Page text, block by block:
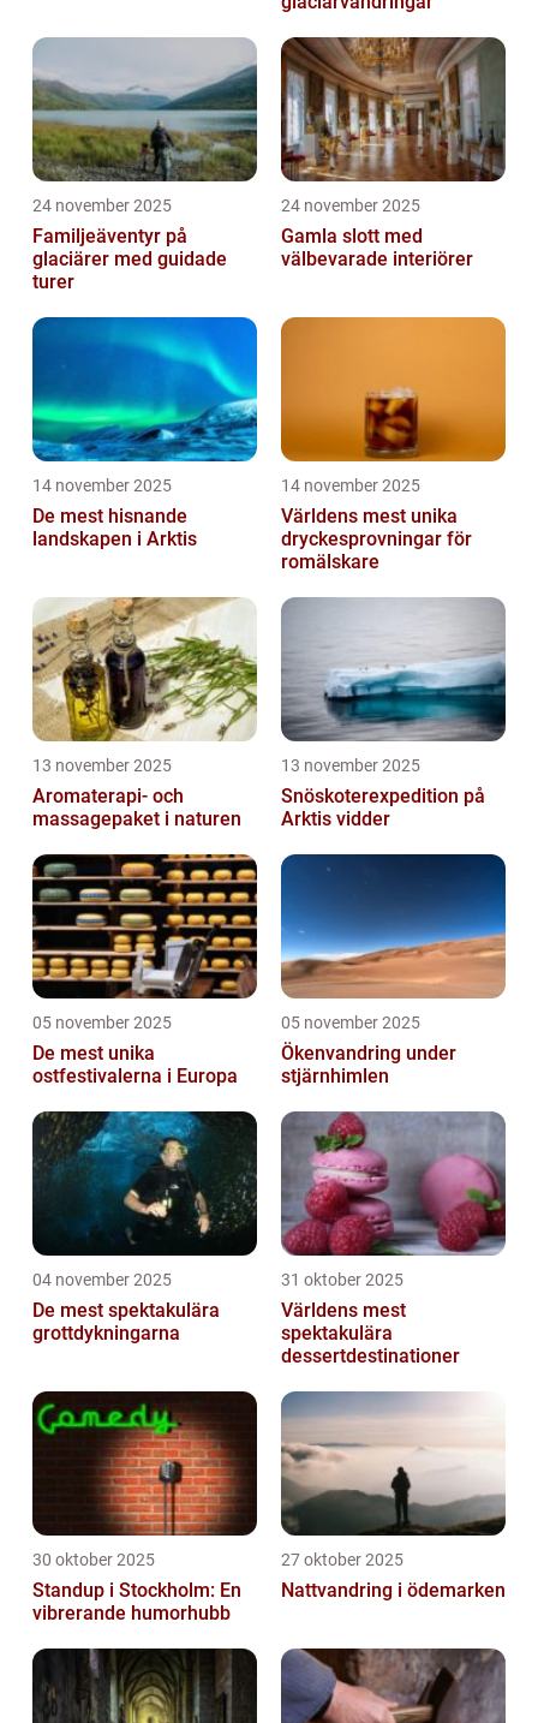
24 november 2025
Familjeäventyr på
glaciärer med guidade
turer
24 november 2025
Gamla slott med
välbevarade interiörer
14 november 2025
De mest hisnande
landskapen i Arktis
14 november 2025
Världens mest unika
dryckesprovningar för
romälskare
13 november 2025
Aromaterapi- och
massagepaket i naturen
13 november 2025
Snöskoterexpedition på
Arktis vidder
05 november 2025
De mest unika
ostfestivalerna i Europa
05 november 2025
Ökenvandring under
stjärnhimlen
04 november 2025
De mest spektakulära
grottdykningarna
31 oktober 2025
Världens mest
spektakulära
dessertdestinationer
30 oktober 2025
Standup i Stockholm: En
vibrerande humorhubb
27 oktober 2025
Nattvandring i ödemarken